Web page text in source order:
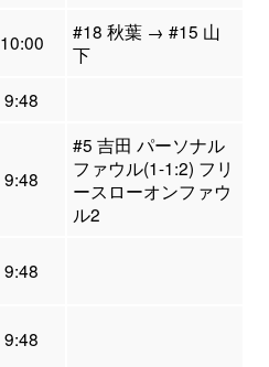
10:00
#18 秋葉 → #15 山
下
9:48
9:48
#5 吉田 パーソナル
ファウル(1-1:2) フリ
ースローオンファウ
ル2
9:48
9:48